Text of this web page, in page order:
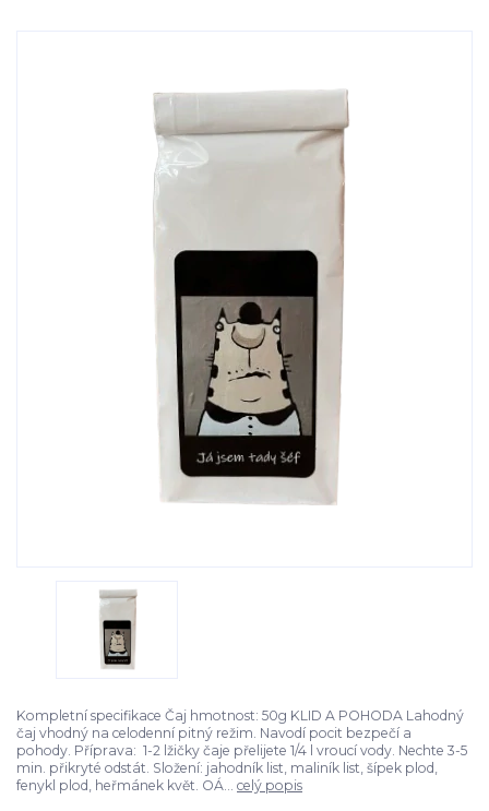
Kompletní specifikace Čaj hmotnost: 50g KLID A POHODA Lahodný
čaj vhodný na celodenní pitný režim. Navodí pocit bezpečí a
pohody. Příprava: 1-2 lžičky čaje přelijete 1/4 l vroucí vody. Nechte 3-5
min. přikryté odstát. Složení: jahodník list, maliník list, šípek plod,
fenykl plod, heřmánek květ. OÁ... celý popis